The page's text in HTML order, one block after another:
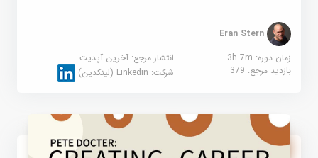
Eran Stern
زمان دوره: 3h 7m
انتشار مرجع:آخرین آپدیت
بازدید مرجع:379 شرکت:Linkedin (لینکدین)